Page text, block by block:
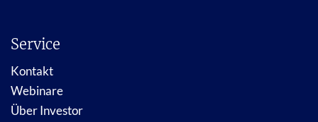
Service
Kontakt
Webinare
Über Investor